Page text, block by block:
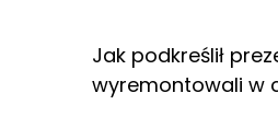
Jak podkreślił
wyremontowali w